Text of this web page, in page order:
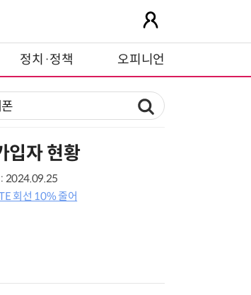
정치·정책 오피니언
입자 현황
2024.09.25
회선 10% 줄어